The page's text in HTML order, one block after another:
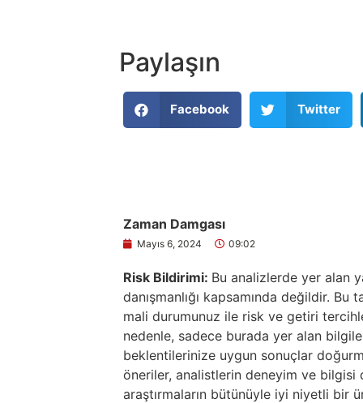
Paylaşın
Facebook Twitter
Zaman Damgası
Mayıs 6, 2024 09:02
Risk Bildirimi: Bu analizlerde yer alan
danışmanlığı kapsamında değildir.
mali durumunuz ile risk ve getiri
nedenle, sadece burada yer alan
beklentilerinize uygun sonuçlar
öneriler, analistlerin deneyim ve
araştırmaların bütünüyle iyi niyetli bir